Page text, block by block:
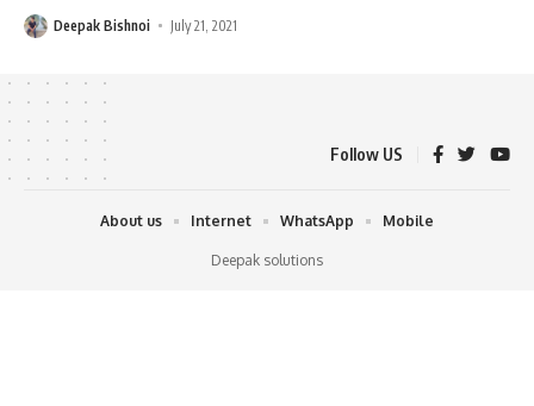
Deepak Bishnoi July 21, 2021
Follow US
Deepak solutions
About us Internet WhatsApp Mobile